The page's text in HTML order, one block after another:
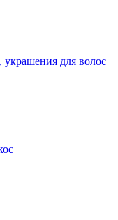
украшения для волос